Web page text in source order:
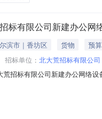
标有限公司新建办公网
滨市｜香坊区 货物
预
招标单位： 北大荒招标有限公司
荒招标有限公司新建办公网络
坊区珠江路29号，合同签订